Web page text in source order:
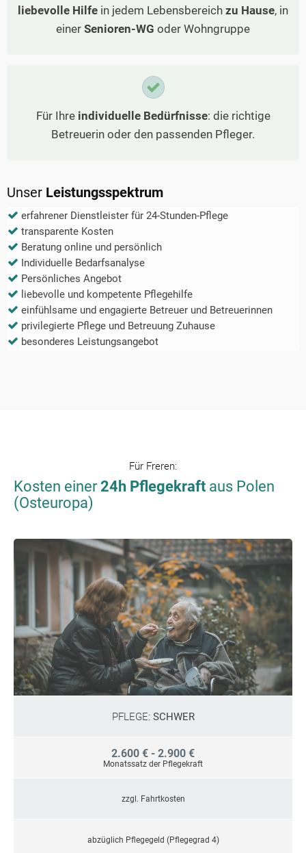
liebevolle Hilfe in jedem Lebensbereich zu Hause, in
einer Senioren-WG oder Wohngruppe
Für Ihre individuelle Bedürfnisse: die richtige
Betreuerin oder den passenden Pfleger.
Unser Leistungsspektrum
erfahrener Dienstleister für 24-Stunden-Pflege
transparente Kosten
Beratung online und persönlich
Individuelle Bedarfsanalyse
Persönliches Angebot
liebevolle und kompetente Pflegehilfe
einfühlsame und engagierte Betreuer und Betreuerinnen
privilegierte Pflege und Betreuung Zuhause
besonderes Leistungsangebot
Für Freren:
Kosten einer24h Pflegekraft aus Polen
(Osteuropa)
PFLEGE: SCHWER
2.600 € - 2.900 €
Monatssatz der Pflegekraft
zzgl. Fahrtkosten
abzüglich Pflegegeld (Pflegegrad 4)